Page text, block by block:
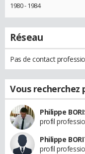
1980 - 1984
Réseau
Pas de contact
Vous
Philippe
profil
Philippe
profil